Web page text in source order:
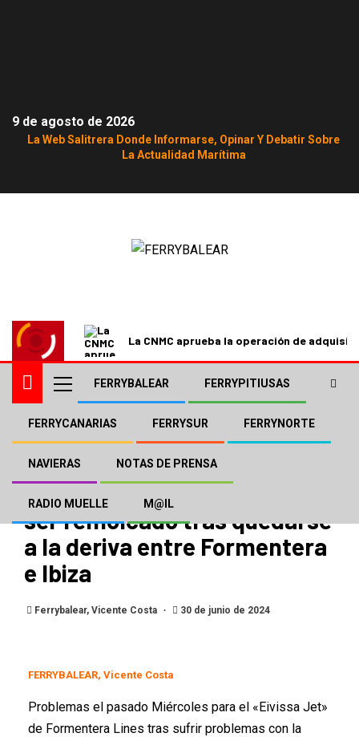
9 de agosto de 2026
La Web Salitrera Donde Informarse, Opinar Y Debatir Sobre
La Actualidad Marítima
La CNMC aprueba la operación de
FERRYBALEAR FERRYPITIUSAS
FERRYCANARIAS FERRYSUR FERRYNORTE
NAVIERAS NOTAS DE PRENSA
RADIO MUELLE M@IL
El «Eivissa Jet» de
Formentera Lines tuvo que
ser remolcado tras quedarse
a la deriva entre Formentera
e Ibiza
Ferrybalear, Vicente Costa 30 de junio de 2024
FERRYBALEAR, Vicente Costa
Problemas el pasado Miércoles para el «Eivissa Jet»
de Formentera Lines tras sufrir problemas con la